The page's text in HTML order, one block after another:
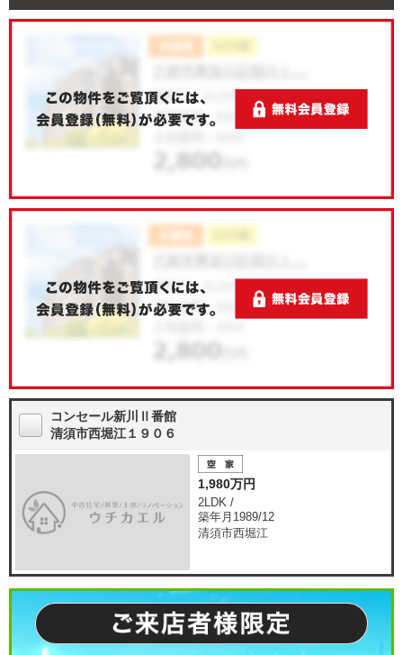
コンセール新川Ⅱ番館
清須市西堀江１９０６
1,980万円
2LDK /
築年月1989/12
清須市西堀江